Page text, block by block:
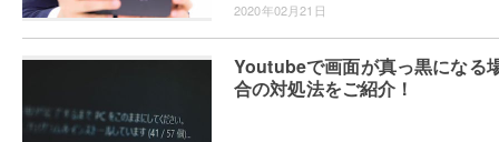
2020年02月21日
Youtubeで画面が真っ黒になる
合の対処法をご紹介！